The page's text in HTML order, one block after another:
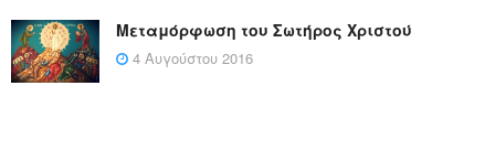
Μεταμόρφωση του Σωτήρος Χριστού
4 Αυγούστου 2016